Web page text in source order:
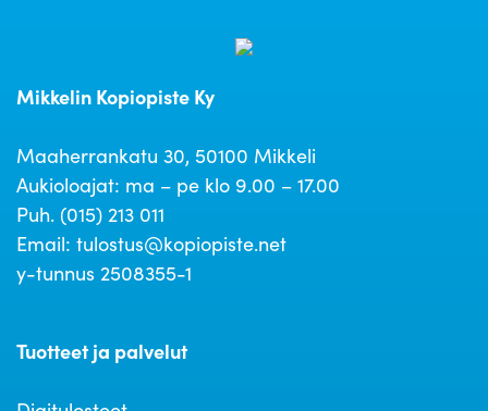
Mikkelin Kopiopiste Ky
Maaherrankatu 30, 50100 Mikkeli
Aukioloajat: ma – pe klo 9.00 – 17.00
Puh. (015) 213 011
Email: tulostus@kopiopiste.net
y-tunnus 2508355-1
Tuotteet ja palvelut